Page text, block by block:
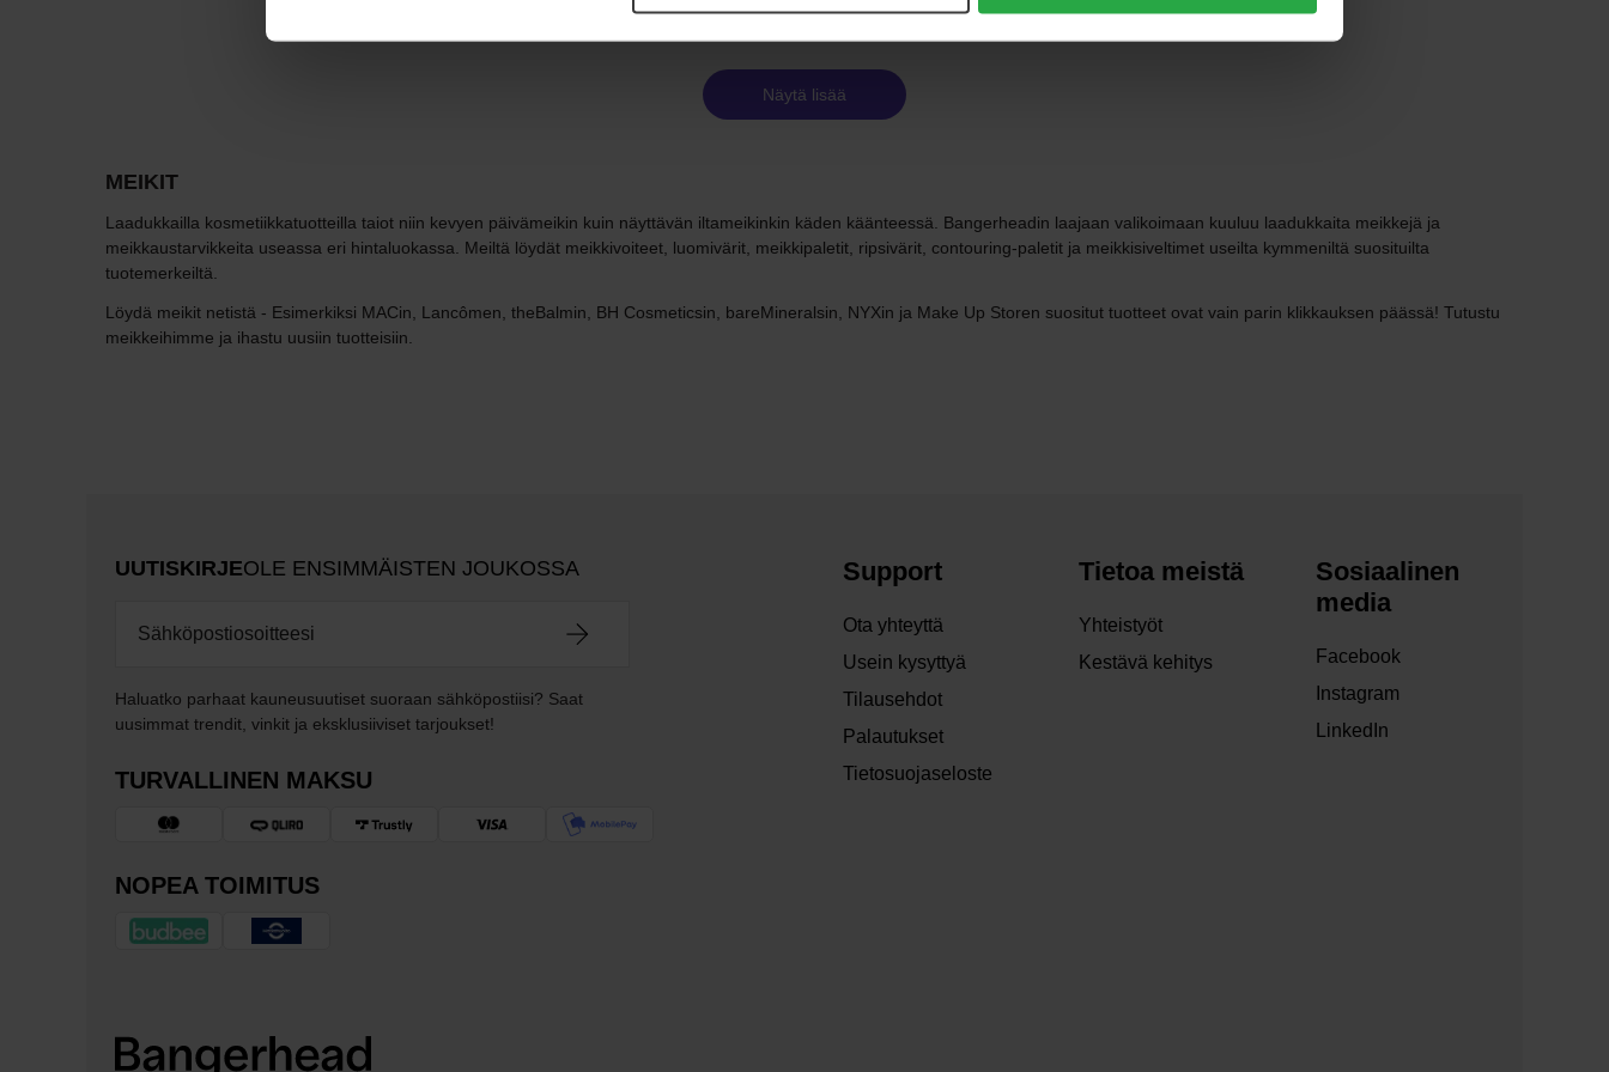
Näytä lisää
MEIKIT
Laadukkailla kosmetiikkatuotteilla taiot niin kevyen päivämeikin kuin näyttävän iltameikinkin käden käänteessä. Bangerheadin laajaan valikoimaan kuuluu laadukkaita meikkejä ja
meikkaustarvikkeita useassa eri hintaluokassa. Meiltä löydät meikkivoiteet, luomivärit, meikkipaletit, ripsivärit, contouring-paletit ja meikkisiveltimet useilta kymmeniltä suosituilta
tuotemerkeiltä.
Löydä meikit netistä - Esimerkiksi MACin, Lancômen, theBalmin, BH Cosmeticsin, bareMineralsin, NYXin ja Make Up Storen suositut tuotteet ovat vain parin klikkauksen päässä! Tutustu
meikkeihimme ja ihastu uusiin tuotteisiin.
UUTISKIRJEOLE ENSIMMÄISTEN JOUKOSSA
Haluatko parhaat kauneusuutiset suoraan sähköpostiisi? Saat
uusimmat trendit, vinkit ja eksklusiiviset tarjoukset!
TURVALLINEN MAKSU
NOPEA TOIMITUS
Support
Ota yhteyttä
Usein kysyttyä
Tilausehdot
Palautukset
Tietosuojaseloste
Tietoa meistä
Yhteistyöt
Kestävä kehitys
Sosiaalinen
media
Facebook
Instagram
LinkedIn